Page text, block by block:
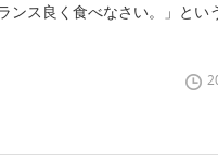
ンス良く食べなさい。」とい